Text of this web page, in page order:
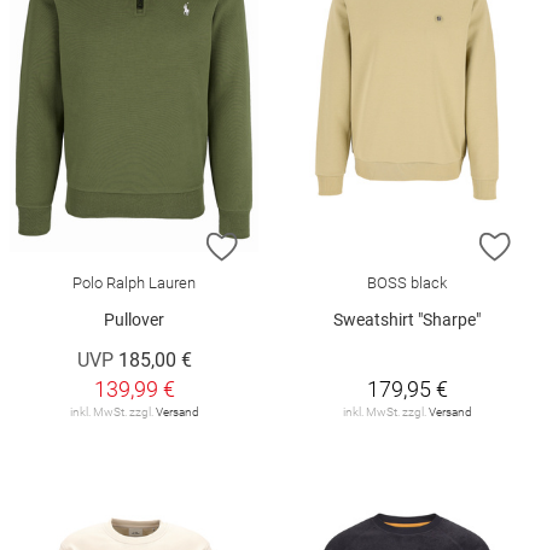
ZUR WUNSCHLISTE HINZUFÜGEN
Polo Ralph Lauren
Pullover
UVP 185,00 €
139,99 €
inkl. MwSt. zzgl. Versand
BOSS black
Sweatshirt "Sharpe"
179,95 €
inkl. MwSt. zzgl. Versand